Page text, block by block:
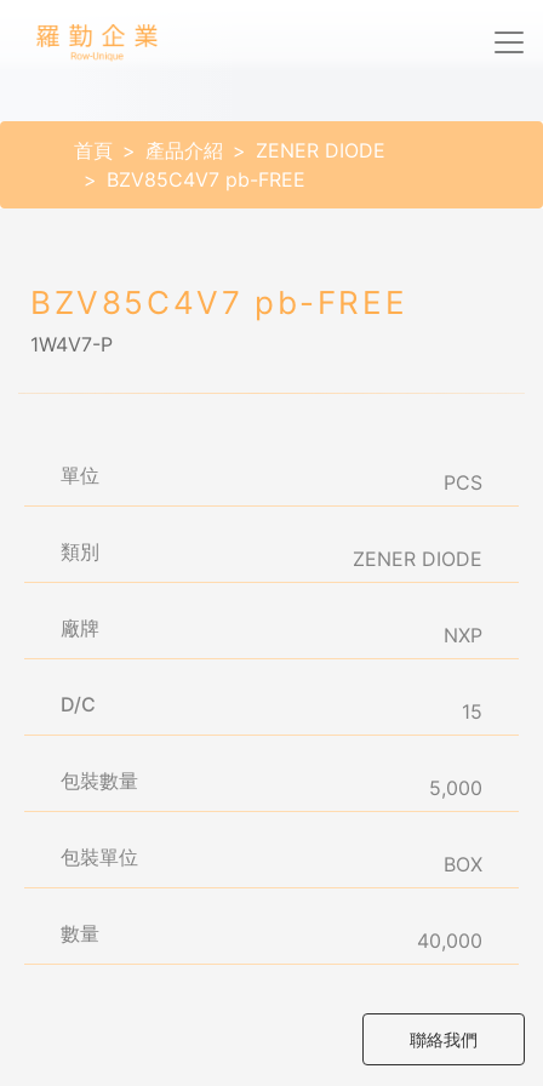
首頁 產品介紹
ZENER DIODE
BZV85C4V7 pb-FREE
BZV85C4V7 pb-FREE
1W4V7-P
單位 PCS
類別 ZENER DIODE
廠牌 NXP
D/C 15
包裝數量 5,000
包裝單位 BOX
數量 40,000
聯絡我們